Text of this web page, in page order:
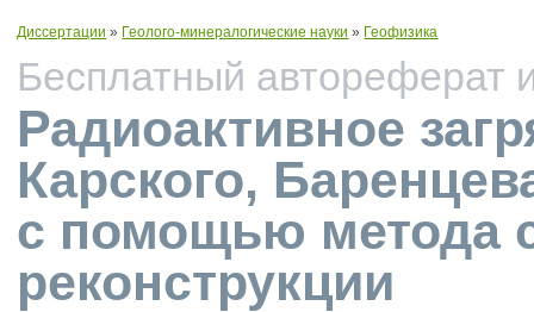
Диссертации » Геолого-минералогические науки » Геофизика
Бесплатный автореферат
Радиоактивное
Карского,
с помощью метода
реконструкции